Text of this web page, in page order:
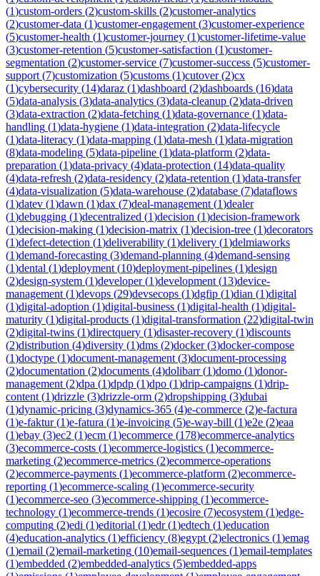
(1)custom-orders (2)custom-skills (2)customer-analytics
(2)customer-data (1)customer-engagement (3)customer-experience
(5)customer-health (1)customer-journey (1)customer-lifetime-value
(3)customer-retention (5)customer-satisfaction (1)customer-
segmentation (2)customer-service (7)customer-success (5)customer-
support (7)customization (5)customs (1)cutover(2)cx
(1)cybersecurity (14)daraz (1)dashboard (2)dashboards (16)data
(5)data-analysis (3)data-analytics (3)data-cleanup (2)data-driven
(3)data-extraction (2)data-fetching (1)data-governance (1)data-
handling (1)data-hygiene (1)data-integration (2)data-lifecycle
(1)data-literacy (1)data-mapping (1)data-mesh (1)data-migration
(8)data-modeling (5)data-pipeline (1)data-platform (2)data-
preparation (1)data-privacy (4)data-protection (14)data-quality
(4)data-refresh (2)data-residency (2)data-retention (1)data-transfer
(4)data-visualization (5)data-warehouse (2)database (7)dataflows
(1)datev (1)dawn (1)dax (7)deal-management (1)dealer
(1)debugging (1)decentralized (1)decision (1)decision-framework
(1)decision-making (1)decision-matrix (1)decision-tree (1)decorators
(1)defect-detection (1)deliverability (1)delivery (1)delmiaworks
(1)demand-forecasting (3)demand-planning (4)demand-sensing
(1)dental (1)deployment (10)deployment-pipelines (1)design
(2)design-system (1)developer(1)development (13)device-
management (1)devops (29)devsecops (1)dgfip (1)dian (1)digital
(1)digital-adoption (1)digital-business (1)digital-health (1)digital-
maturity (1)digital-products (1)digital-transformation (22)digital-twin
(2)digital-twins (1)directquery (1)disaster-recovery (1)discounts
(2)distribution (4)diversity (1)dms (2)docker(3)docker-compose
(1)doctype (1)document-management (3)document-processing
(2)documentation (2)documents (4)dolibarr(1)domo (1)donor-
management (2)dpa (1)dpdp (1)dpo (1)drip-campaigns (1)drip-
content (1)drizzle (3)drizzle-orm (2)dropshipping (3)dubai
(1)dynamic-pricing (3)dynamics-365 (4)e-commerce (2)e-factura
(1)e-faktur(1)e-fatura (1)e-invoicing (5)e-way-bill (1)e2e (2)eaa
(1)ebay (3)ec2 (1)ecm (1)ecommerce (178)ecommerce-analytics
(3)ecommerce-costs (1)ecommerce-logistics (1)ecommerce-
marketing (2)ecommerce-metrics (2)ecommerce-operations
(2)ecommerce-payments (1)ecommerce-platform (2)ecommerce-
reporting (1)ecommerce-scaling (1)ecommerce-security
(1)ecommerce-seo (3)ecommerce-shipping (1)ecommerce-
technology (1)ecommerce-trends (1)ecosire (7)ecosystem (1)edge-
computing (2)edi (1)editorial (1)edr(1)edtech (1)education
(4)education-analytics (1)efficiency (8)egypt (2)electronics (1)emag
(1)email (2)email-marketing (10)email-sequences (1)email-templates
(1)embedded (2)embedded-analytics (5)embedded-apps